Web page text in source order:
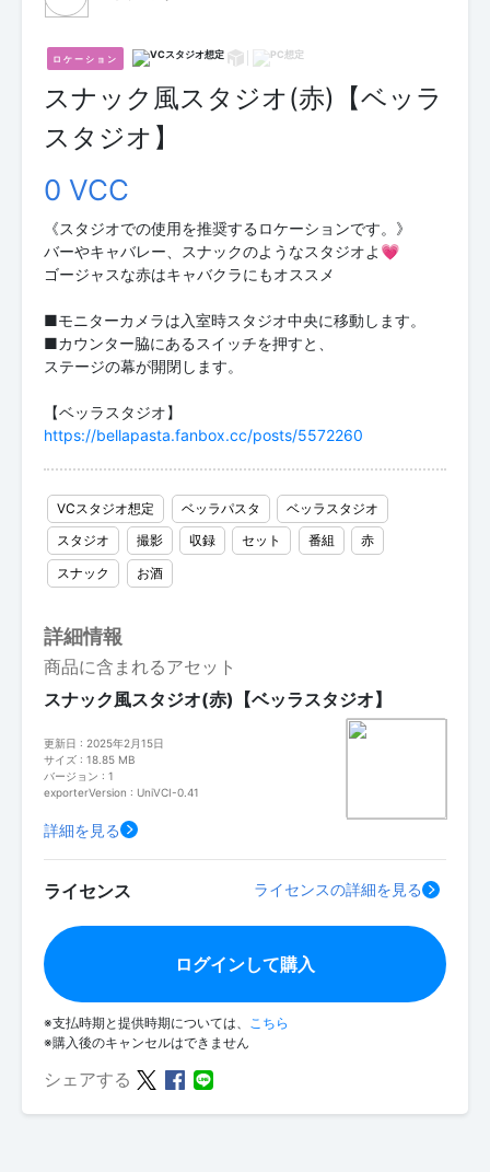
ロケーション
スナック風スタジオ(赤)【ベッラ
スタジオ】
0 VCC
《スタジオでの使用を推奨するロケーションです。》
バーやキャバレー、スナックのようなスタジオよ💗
ゴージャスな赤はキャバクラにもオススメ
■モニターカメラは入室時スタジオ中央に移動します。
■カウンター脇にあるスイッチを押すと、
ステージの幕が開閉します。
https://bellapasta.fanbox.cc/posts/5572260
VCスタジオ想定 ベッラパスタ
ベッラスタジオ
スタジオ
撮影 収録 セット 番組
赤
スナック
お酒
詳細情報
商品に含まれるアセット
スナック風スタジオ(赤)【ベッラスタジオ】
更新日 : 2025年2月15日
サイズ : 18.85 MB
バージョン : 1
exporterVersion : UniVCI-0.41
詳細を見る
ライセンス ライセンスの詳細を見る
ログインして購入
※支払時期と提供時期については、 こちら
※購入後のキャンセルはできません
シェアする